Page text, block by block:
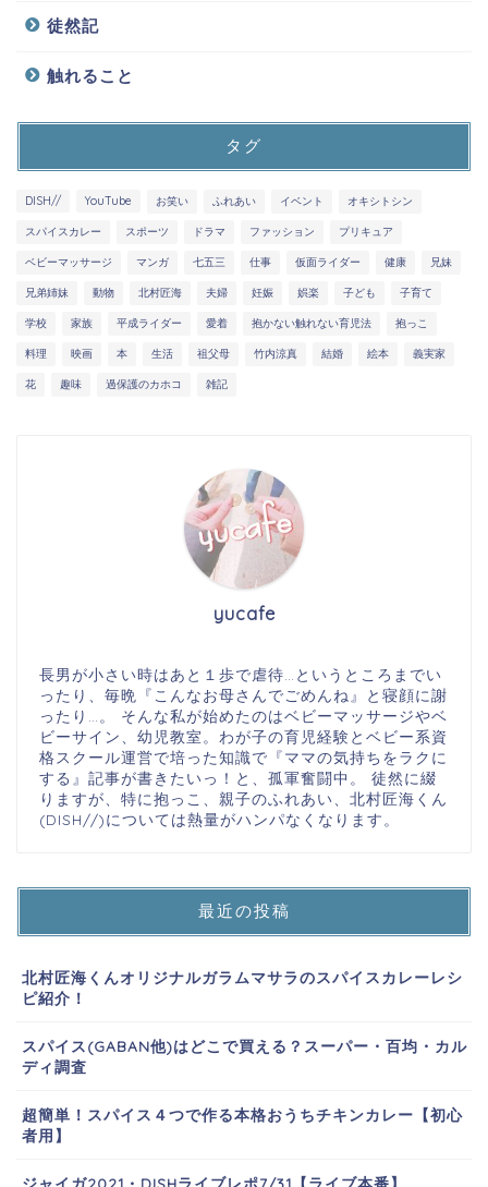
徒然記
触れること
タグ
DISH// YouTube お笑い ふれあい イベント オキシトシン
スパイスカレー スポーツ ドラマ ファッション プリキュア
ベビーマッサージ マンガ 七五三 仕事 仮面ライダー 健康 兄妹
兄弟姉妹 動物 北村匠海 夫婦 妊娠 娯楽 子ども 子育て
学校 家族 平成ライダー 愛着 抱かない触れない育児法 抱っこ
料理 映画 本 生活 祖父母 竹内涼真 結婚 絵本 義実家
花 趣味 過保護のカホコ 雑記
yucafe
長男が小さい時はあと１歩で虐待…というところまでい
ったり、毎晩『こんなお母さんでごめんね』と寝顔に謝
ったり…。 そんな私が始めたのはベビーマッサージやベ
ビーサイン、幼児教室。わが子の育児経験とベビー系資
格スクール運営で培った知識で『ママの気持ちをラクに
する』記事が書きたいっ！と、孤軍奮闘中。 徒然に綴
りますが、特に抱っこ、親子のふれあい、北村匠海くん
(DISH//)については熱量がハンパなくなります。
最近の投稿
北村匠海くんオリジナルガラムマサラのスパイスカレーレシ
ピ紹介！
スパイス(GABAN他)はどこで買える？スーパー・百均・カル
ディ調査
超簡単！スパイス４つで作る本格おうちチキンカレー【初心
者用】
ジャイガ2021・DISHライブレポ7/31【ライブ本番】